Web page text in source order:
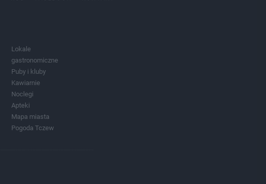
Lokale
gastronomiczne
Puby i kluby
Kawiarnie
Noclegi
Apteki
Mapa miasta
Pogoda Tczew